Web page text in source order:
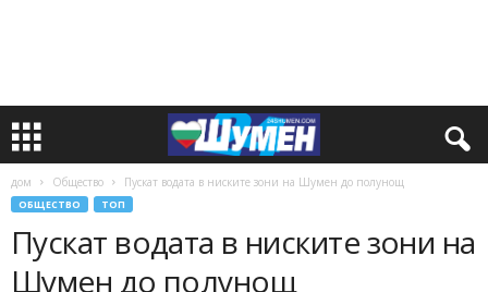
дом Общество Пускат водата в ниските зони на Шумен до полунощ
ОБЩЕСТВО ТОП
Пускат водата в ниските зони на
Шумен до полунощ